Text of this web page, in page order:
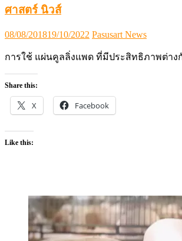
ศาสตร์ นิวส์
Posted
08/08/201819/10/2022 Author
Pasusart News
การใช้ แผ่นคูลลิ่งแพด ที่มีประสิทธิภาพต่า
Share this:
X Facebook
Like this: